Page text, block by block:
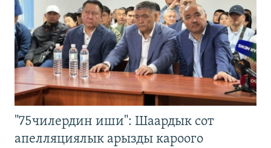
"75чилердин иши": Шаардык сот
апелляциялык арызды кароого